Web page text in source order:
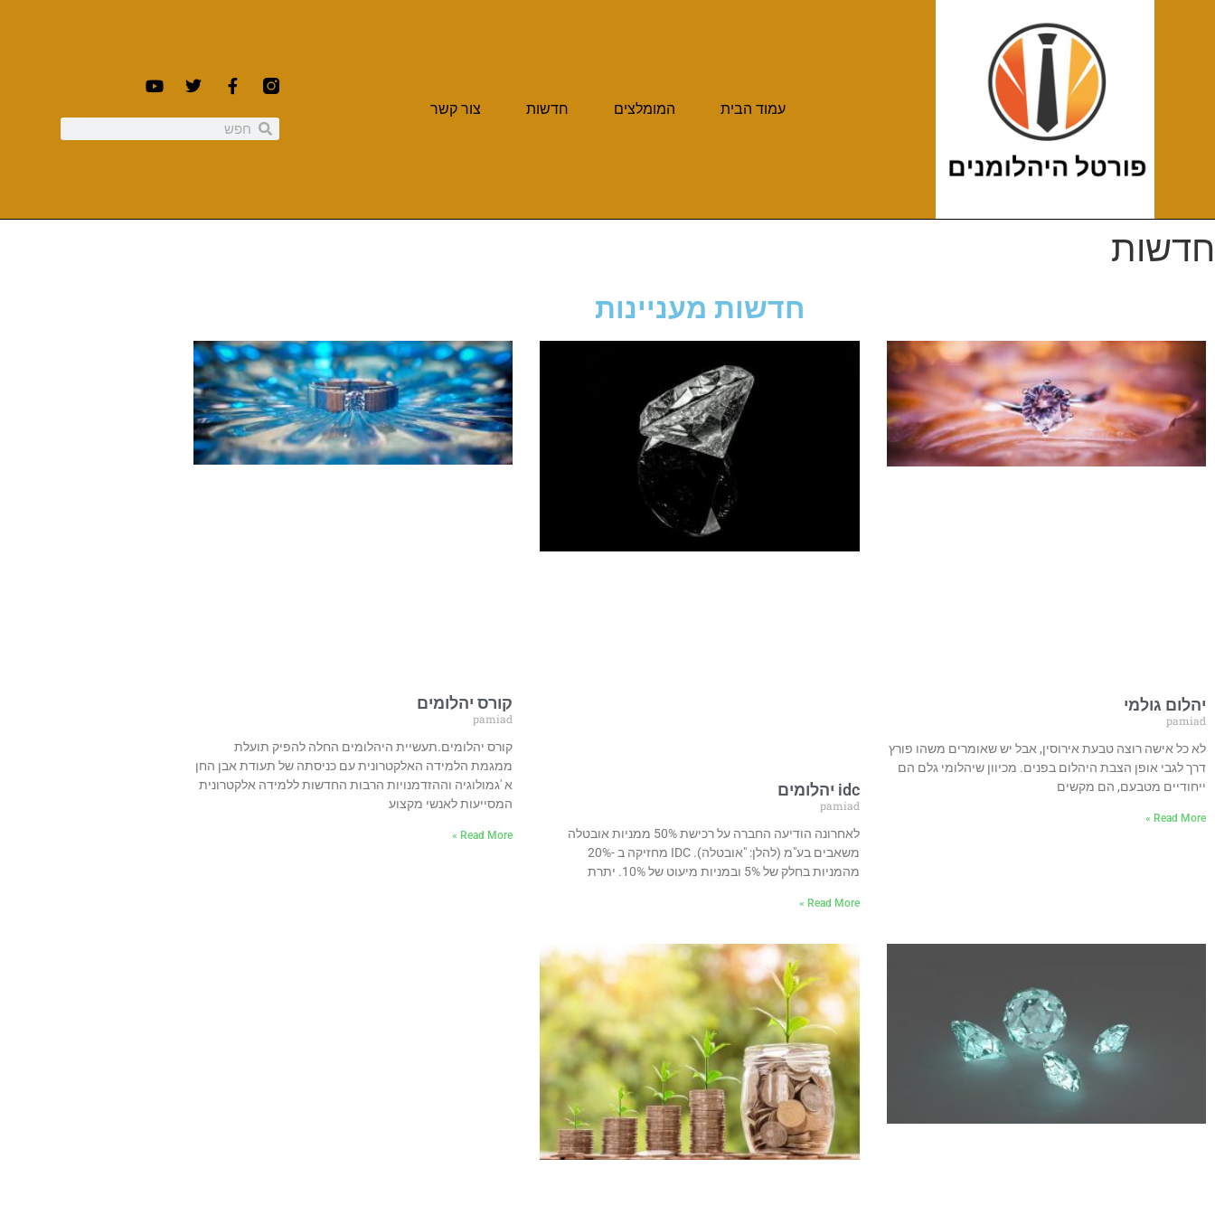
עמוד הבית המומלצים חדשות צור קשר
חדשות
חדשות מעניינות
יהלום גולמי
pamiad
לא כל אישה רוצה טבעת אירוסין, אבל יש שאומרים משהו פורץ
דרך לגבי אופן הצבת היהלום בפנים. מכיוון שיהלומי גלם הם
ייחודיים מטבעם, הם מקשים
Read More »
idc יהלומים
pamiad
לאחרונה הודיעה החברה על רכישת 50% ממניות אובטלה
משאבים בע"מ (להלן: "אובטלה). IDC מחזיקה ב -20%
מהמניות בחלק של 5% ובמניות מיעוט של 10%. יתרת
Read More »
קורס יהלומים
pamiad
קורס יהלומים.תעשיית היהלומים החלה להפיק תועלת
ממגמת הלמידה האלקטרונית עם כניסתה של תעודת אבן החן
א 'גמולוגיה וההזדמנויות הרבות החדשות ללמידה אלקטרונית
המסייעות לאנשי מקצוע
Read More »